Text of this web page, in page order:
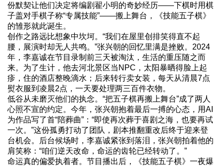
份默契让他们决定将编剧翟小明的奇妙经历——下棋时用棋
子盖对手棋子称“专属技能”——搬上舞台，《技能五子棋》
的雏形就此诞生。
创作之路远比想象中坎坷。“我们在屋里创排笑得直不起
腰，展演时却无人共鸣。”张兴朝的回忆里满是挫败。2024
年，李嘉诚在节目录制前三天被淘汰，生活的重压随之而
来。为了生计，他去河北景区当NPC，太阳暴晒得脸上起
疹，住的酒店整晚滴水；后来转行卖女装，每天从清晨7点
熨衣服到凌晨2点，一天要处理两三百件衣物。
低谷从未磨灭他们的执念。“把五子棋再搬上舞台”成了两人
心照不宣的约定。今年，张兴朝抱着最后一搏的心态，用AI
为作品写了首“陪葬曲”：“即使再次葬于喜剧之海，也要再试
一次。”这份孤勇打动了团队，剧本推翻重改后终于迎来登
台机会。后台候场时，李嘉诚紧张到落泪，张兴朝拍着他的
肩笑称：“咱们逆天改命，命运的齿轮已经转动了。”
命运真的偏爱执着者。节目播出后，《技能五子棋》一夜爆